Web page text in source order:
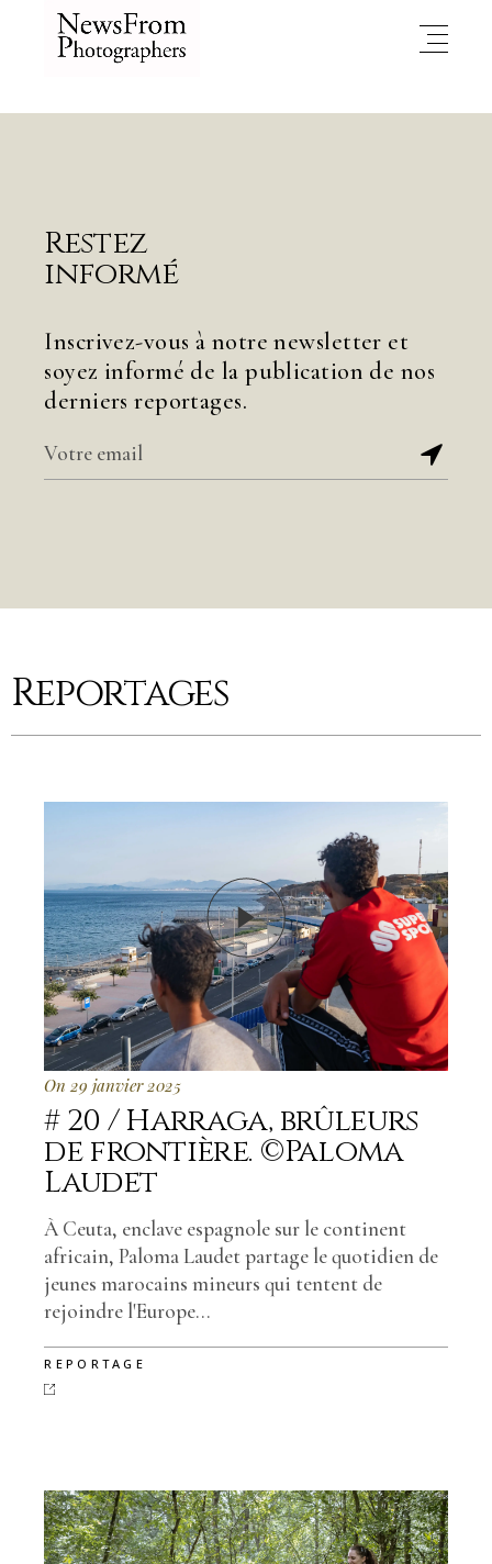
Restez
informé
Inscrivez-vous à notre newsletter et
soyez informé de la publication de nos
derniers reportages.
Reportages
On 29 janvier 2025
# 20 / Harraga, brûleurs
de frontière. ©Paloma
Laudet
À Ceuta, enclave espagnole sur le continent
africain, Paloma Laudet partage le quotidien de
jeunes marocains mineurs qui tentent de
rejoindre l'Europe...
REPORTAGE